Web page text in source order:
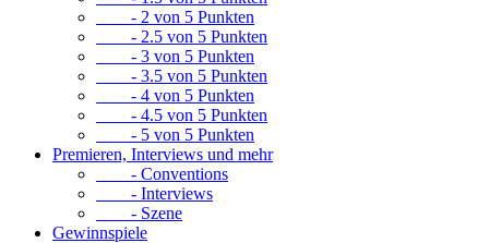
- 2 von 5 Punkten
- 2.5 von 5 Punkten
- 3 von 5 Punkten
- 3.5 von 5 Punkten
- 4 von 5 Punkten
- 4.5 von 5 Punkten
- 5 von 5 Punkten
Premieren, Interviews und mehr
- Conventions
- Interviews
- Szene
Gewinnspiele